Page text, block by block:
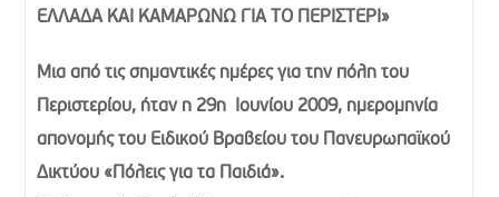
ΕΛΛΑΔΑ ΚΑΙ ΚΑΜΑΡΩΝΩ ΓΙΑ ΤΟ ΠΕΡΙΣΤΕΡΙ»
Μια από τις σημαντικές ημέρες για την πόλη του
Περιστερίου, ήταν η 29η Ιουνίου 2009, ημερομηνία
απονομής του Ειδικού Βραβείου του Πανευρωπαϊκού
Δικτύου «Πόλεις για τα Παιδιά».